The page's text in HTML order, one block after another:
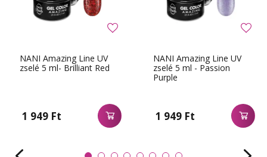
NANI Amazing Line UV
zselé 5 ml- Brilliant Red
1 949 Ft
NANI Amazing Line UV
zselé 5 ml - Passion
Purple
1 949 Ft